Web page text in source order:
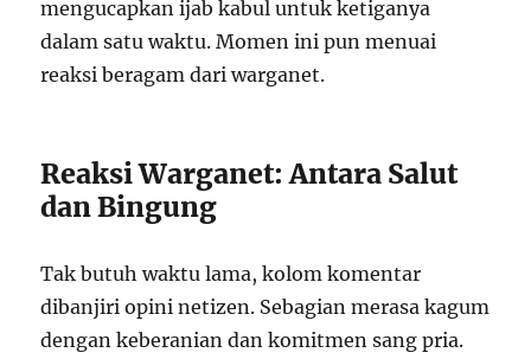
mengucapkan ijab kabul untuk ketiganya
dalam satu waktu. Momen ini pun menuai
reaksi beragam dari warganet.
Reaksi Warganet: Antara Salut
dan Bingung
Tak butuh waktu lama, kolom komentar
dibanjiri opini netizen. Sebagian merasa kagum
dengan keberanian dan komitmen sang pria.